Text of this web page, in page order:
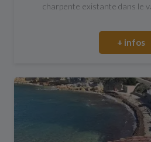
charpente existante dans le
+ infos